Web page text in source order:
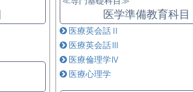
医学準備教育科目
医療英会話Ⅱ
医療英会話Ⅲ
医療倫理学Ⅳ
医療心理学